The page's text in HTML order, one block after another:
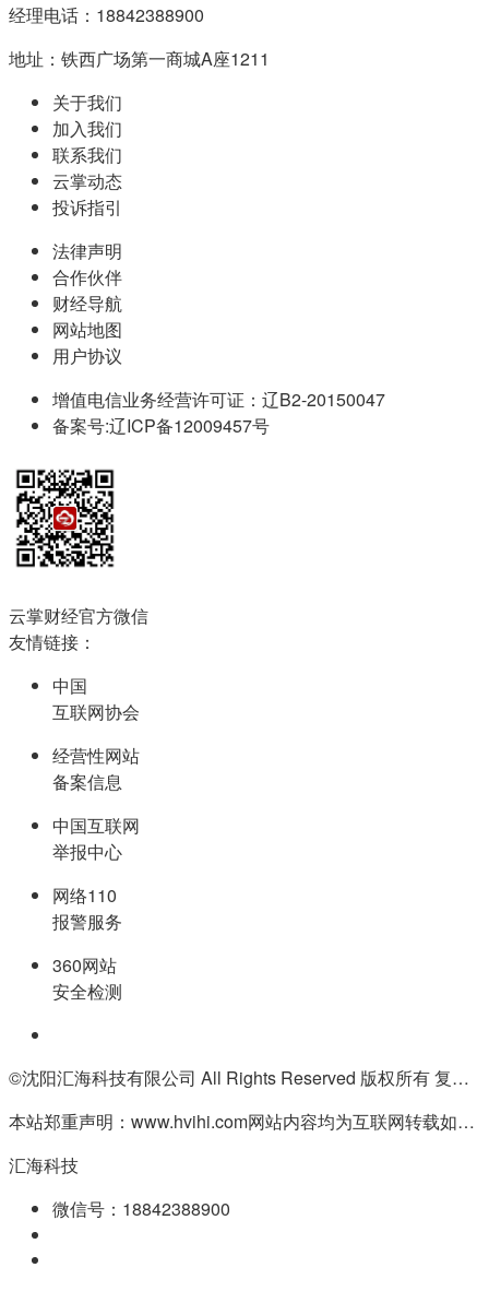
经理电话：18842388900
地址：铁西广场第一商城A座1211
关于我们
加入我们
联系我们
云掌动态
投诉指引
法律声明
合作伙伴
财经导航
网站地图
用户协议
增值电信业务经营许可证：辽B2-20150047
备案号:辽ICP备12009457号
云掌财经官方微信
友情链接：
中国
互联网协会
经营性网站
备案信息
中国互联网
举报中心
网络110
报警服务
360网站
安全检测
©沈阳汇海科技有限公司 All Rights Reserved 版权所有 复制必究
本站郑重声明：www.hvihi.com网站内容均为互联网转载如有侵权请联系QQ:55506560删除
汇海科技
微信号：18842388900